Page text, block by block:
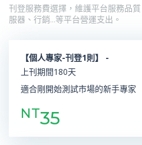
刊登服務費選擇，維護平台服務品
服器、行銷…等平台營運支出。
【個人專家-刊登1則】 -
上刊期間180天
適合剛開始測試市場的新手專家
NT35